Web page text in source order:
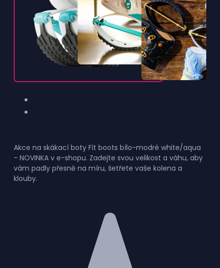
Akce na skákací boty Fit boots bílo-modré white/aqua
- NOVINKA v e-shopu. Zadejte svou velikost a váhu, aby
vám padly přesně na míru, šetřete vaše kolena a
klouby.